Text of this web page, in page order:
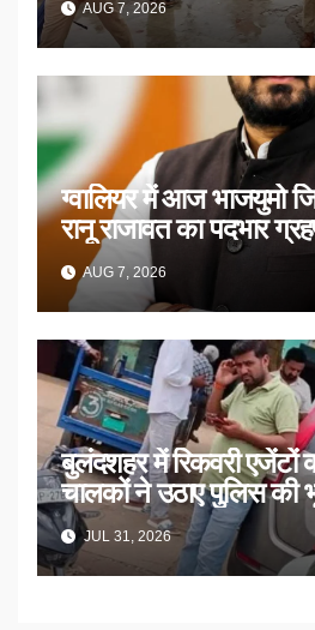
AUG 7, 2026
ग्वालियर में आज भाजयुमो
रानू राजावत का पदभार
AUG 7, 2026
बुलंदशहर में रिकवरी एजेंटों की दबंगई,
चालकों ने उठाए पुलिस की
JUL 31, 2026